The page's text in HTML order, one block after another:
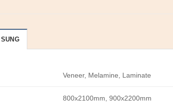
Veneer, Melamine, Laminate
800x2100mm, 900x2200mm